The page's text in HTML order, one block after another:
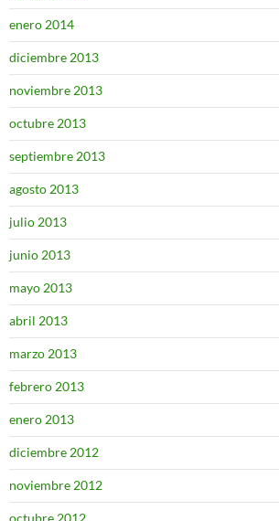
enero 2014
diciembre 2013
noviembre 2013
octubre 2013
septiembre 2013
agosto 2013
julio 2013
junio 2013
mayo 2013
abril 2013
marzo 2013
febrero 2013
enero 2013
diciembre 2012
noviembre 2012
octubre 2012